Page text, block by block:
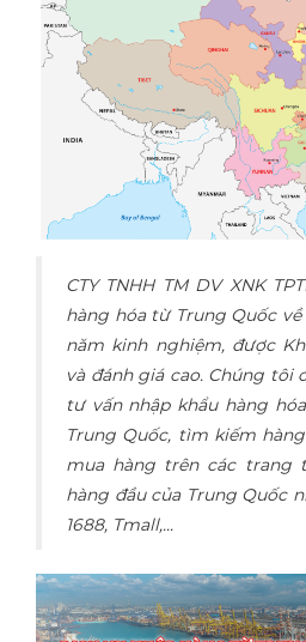
CTY TNHH TM DV XNK
hàng hóa từ Trung Quốc
năm kinh nghiệm, được
và đánh giá cao. Chúng tôi
tư vấn nhập khẩu hàng
Trung Quốc, tìm kiếm
mua hàng trên các trang
hàng đầu của Trung Quốc
1688, Tmall,...